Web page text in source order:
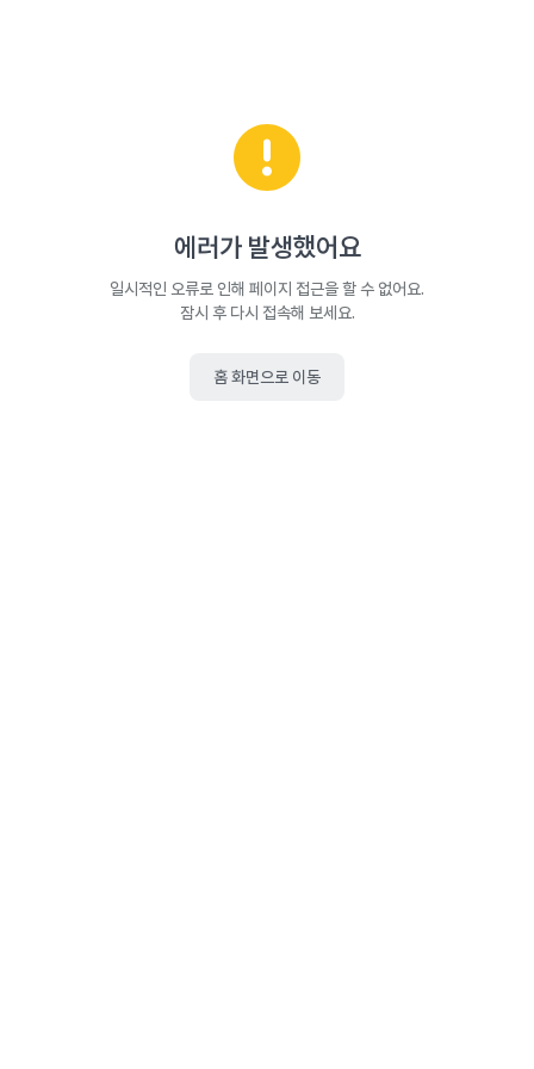
에러가 발생했어요
일시적인 오류로 인해 페이지 접근을 할 수 없어요.
잠시 후 다시 접속해 보세요.
홈 화면으로 이동